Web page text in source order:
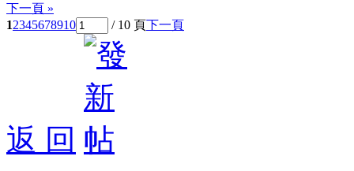
下一頁 »
12345678910 / 10 頁下一頁
返 回